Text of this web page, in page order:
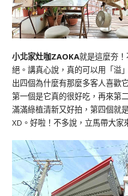
小北家灶咖ZAOKA就是這麼夯
絕。講真心說，真的可以用「溢
出四個為什麼有那麼多客人喜歡
第一個是它真的很好吃，再來第
滿滿綠植清新又好拍，第四個就
XD。好啦！不多說，立馬帶大家